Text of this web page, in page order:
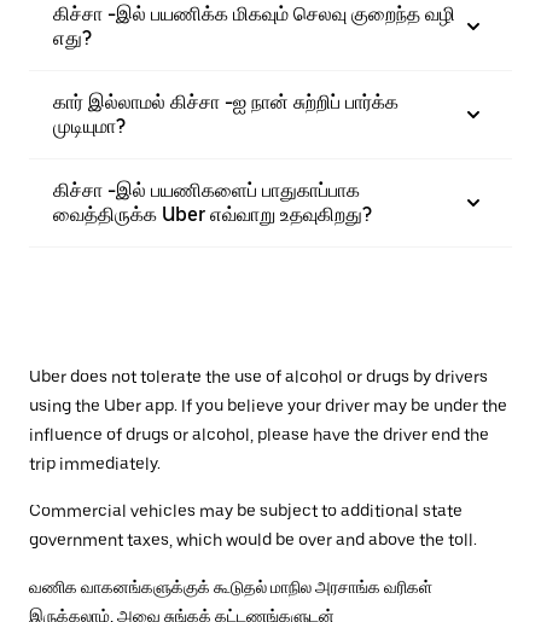
கிச்சா -இல் பயணிக்க மிகவும் செலவு குறைந்த வழி
எது?
கார் இல்லாமல் கிச்சா -ஐ நான் சுற்றிப் பார்க்க
முடியுமா?
கிச்சா -இல் பயணிகளைப் பாதுகாப்பாக
வைத்திருக்க Uber எவ்வாறு உதவுகிறது?
Uber does not tolerate the use of alcohol or drugs by drivers
using the Uber app. If you believe your driver may be under the
influence of drugs or alcohol, please have the driver end the
trip immediately.
Commercial vehicles may be subject to additional state
government taxes, which would be over and above the toll.
வணிக வாகனங்களுக்குக் கூடுதல் மாநில அரசாங்க வரிகள்
இருக்கலாம், அவை சுங்கக் கட்டணங்களுடன்